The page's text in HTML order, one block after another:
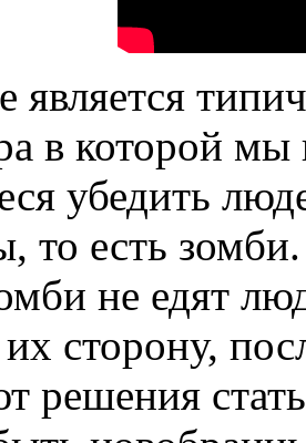
является
в которой
убедить
то есть
не едят
сторону,
решения